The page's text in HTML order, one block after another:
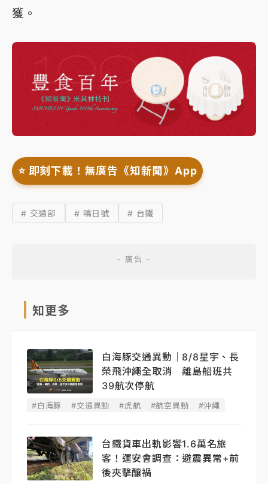
獲。
⭐️ 即刻下載！無廣告《知新聞》App
# 交通部 # 鳴日號 # 台鐵
知更多
白海豚交通異動｜8/8星宇、長
榮飛沖繩全取消 離島船班共
39航次停航
#白海豚 #交通異動 #虎航 #航空異動 #沖繩
台鐵貨車出軌影響1.6萬名旅
客！運安會調查：避震異常+前
後夾擊釀禍